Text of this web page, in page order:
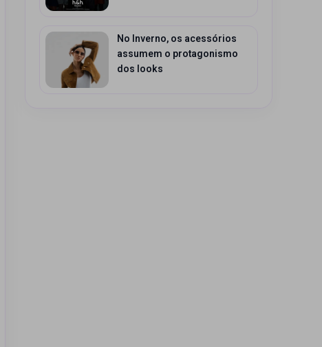
No Inverno, os acessórios
assumem o protagonismo
dos looks